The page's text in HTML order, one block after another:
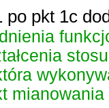
po pkt 1c